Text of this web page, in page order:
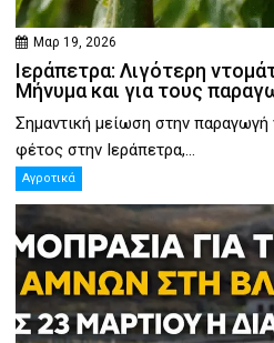
Μαρ 19, 2026
Ιεράπετρα: Λιγότερη
Μήνυμα και για τους
Σημαντική μείωση στην παραγωγή
φέτος στην Ιεράπετρα,...
Αγροτικά